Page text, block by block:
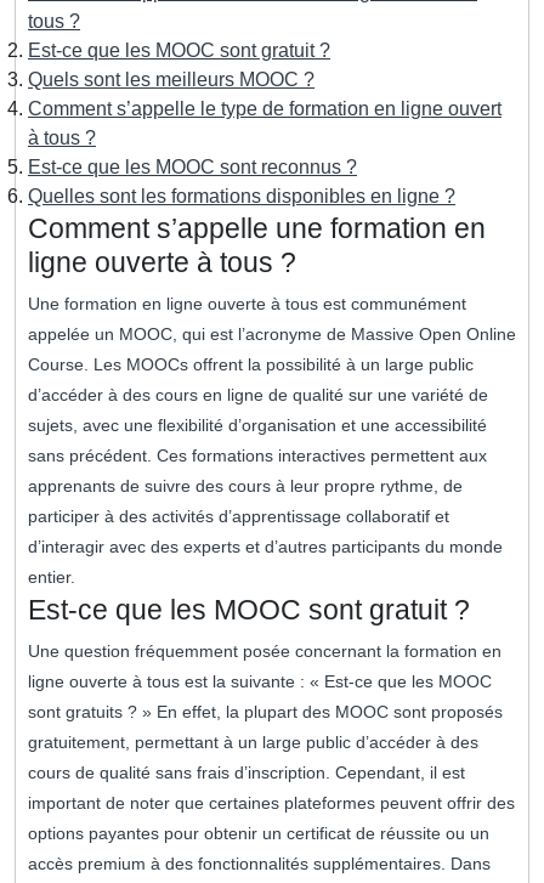
tous ?
Est-ce que les MOOC sont gratuit ?
Quels sont les meilleurs MOOC ?
Comment s’appelle le type de formation en ligne ouvert
à tous ?
Est-ce que les MOOC sont reconnus ?
Quelles sont les formations disponibles en ligne ?
Comment s’appelle une formation en
ligne ouverte à tous ?
Une formation en ligne ouverte à tous est communément
appelée un MOOC, qui est l’acronyme de Massive Open Online
Course. Les MOOCs offrent la possibilité à un large public
d’accéder à des cours en ligne de qualité sur une variété de
sujets, avec une flexibilité d’organisation et une accessibilité
sans précédent. Ces formations interactives permettent aux
apprenants de suivre des cours à leur propre rythme, de
participer à des activités d’apprentissage collaboratif et
d’interagir avec des experts et d’autres participants du monde
entier.
Est-ce que les MOOC sont gratuit ?
Une question fréquemment posée concernant la formation en
ligne ouverte à tous est la suivante : « Est-ce que les MOOC
sont gratuits ? » En effet, la plupart des MOOC sont proposés
gratuitement, permettant à un large public d’accéder à des
cours de qualité sans frais d’inscription. Cependant, il est
important de noter que certaines plateformes peuvent offrir des
options payantes pour obtenir un certificat de réussite ou un
accès premium à des fonctionnalités supplémentaires. Dans